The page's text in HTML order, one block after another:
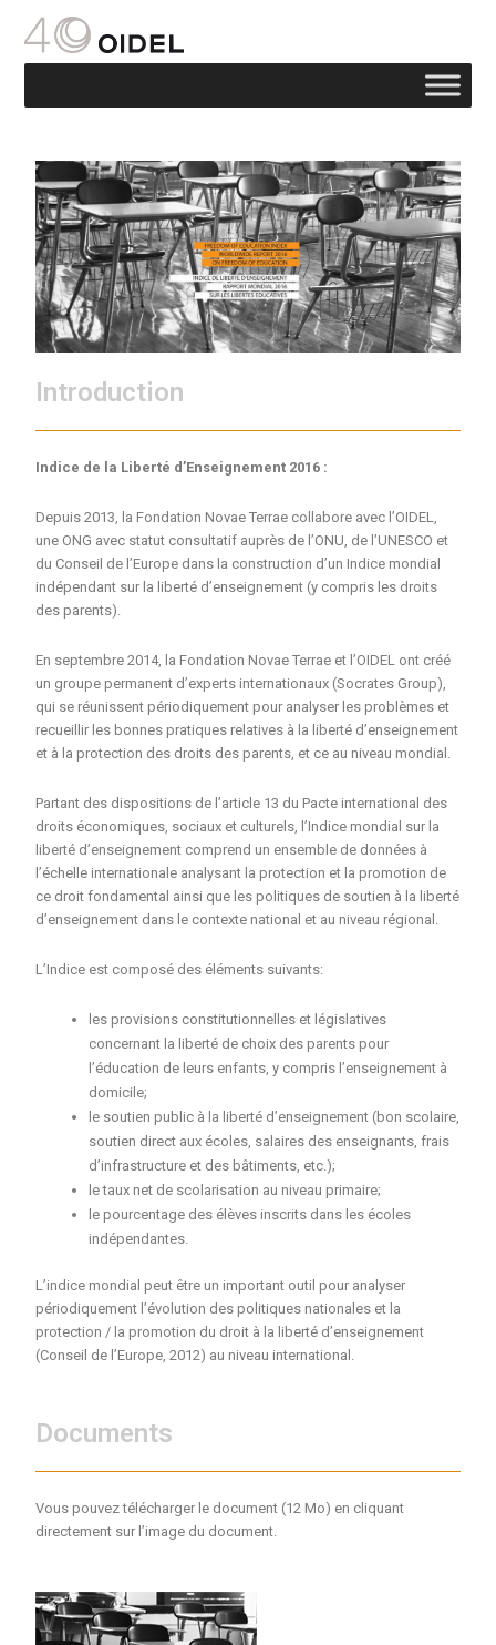
Introduction
Indice de la Liberté d’Enseignement 2016 :
Depuis 2013, la Fondation Novae Terrae collabore avec l’OIDEL,
une ONG avec statut consultatif auprès de l’ONU, de l’UNESCO et
du Conseil de l’Europe dans la construction d’un Indice mondial
indépendant sur la liberté d’enseignement (y compris les droits
des parents).
En septembre 2014, la Fondation Novae Terrae et l’OIDEL ont créé
un groupe permanent d’experts internationaux (Socrates Group),
qui se réunissent périodiquement pour analyser les problèmes et
recueillir les bonnes pratiques relatives à la liberté d’enseignement
et à la protection des droits des parents, et ce au niveau mondial.
Partant des dispositions de l’article 13 du Pacte international des
droits économiques, sociaux et culturels, l’Indice mondial sur la
liberté d’enseignement comprend un ensemble de données à
l’échelle internationale analysant la protection et la promotion de
ce droit fondamental ainsi que les politiques de soutien à la liberté
d’enseignement dans le contexte national et au niveau régional.
L’Indice est composé des éléments suivants:
les provisions constitutionnelles et législatives
concernant la liberté de choix des parents pour
l’éducation de leurs enfants, y compris l’enseignement à
domicile;
le soutien public à la liberté d’enseignement (bon scolaire,
soutien direct aux écoles, salaires des enseignants, frais
d’infrastructure et des bâtiments, etc.);
le taux net de scolarisation au niveau primaire;
le pourcentage des élèves inscrits dans les écoles
indépendantes.
L’indice mondial peut être un important outil pour analyser
périodiquement l’évolution des politiques nationales et la
protection / la promotion du droit à la liberté d’enseignement
(Conseil de l’Europe, 2012) au niveau international.
Documents
Vous pouvez télécharger le document (12 Mo) en cliquant
directement sur l’image du document.